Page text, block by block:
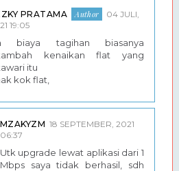
PRATAMA
04 JULI,
19:05
biaya tagihan biasanya
kenaikan flat yang
itu
kok flat,
MZAKYZM 18 SEPTEMBER, 2021
06:37
Utk upgrade lewat aplikasi dari 1
Mbps saya tidak berhasil, sdh